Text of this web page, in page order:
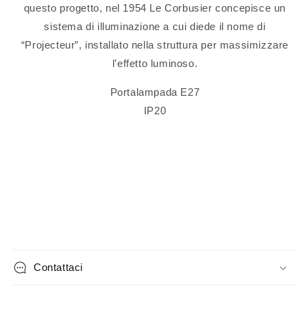
questo progetto, nel 1954 Le Corbusier concepisce un
sistema di illuminazione a cui diede il nome di
“Projecteur”, installato nella struttura per massimizzare
l’effetto luminoso.
Portalampada E27
IP20
Contattaci